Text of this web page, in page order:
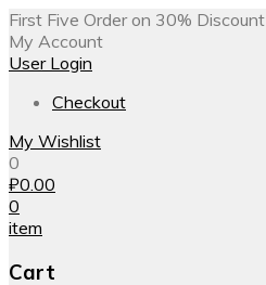
First Five Order on 30% Discount
My Account
User Login
Checkout
My Wishlist
0
₽0.00
0
item
Cart